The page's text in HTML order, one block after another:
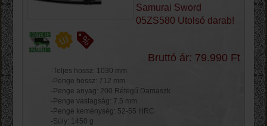
Samurai Sword
05ZS580 Utolsó darab!
Bruttó ár: 79.990 Ft
-Teljes hossz: 1030 mm
-Penge hossz: 712 mm
-Penge anyag: 200 Rétegű Damaszk
-Penge vastagság: 7.5 mm
-Penge keménység: 52-55 HRC
-Súly: 1450 g